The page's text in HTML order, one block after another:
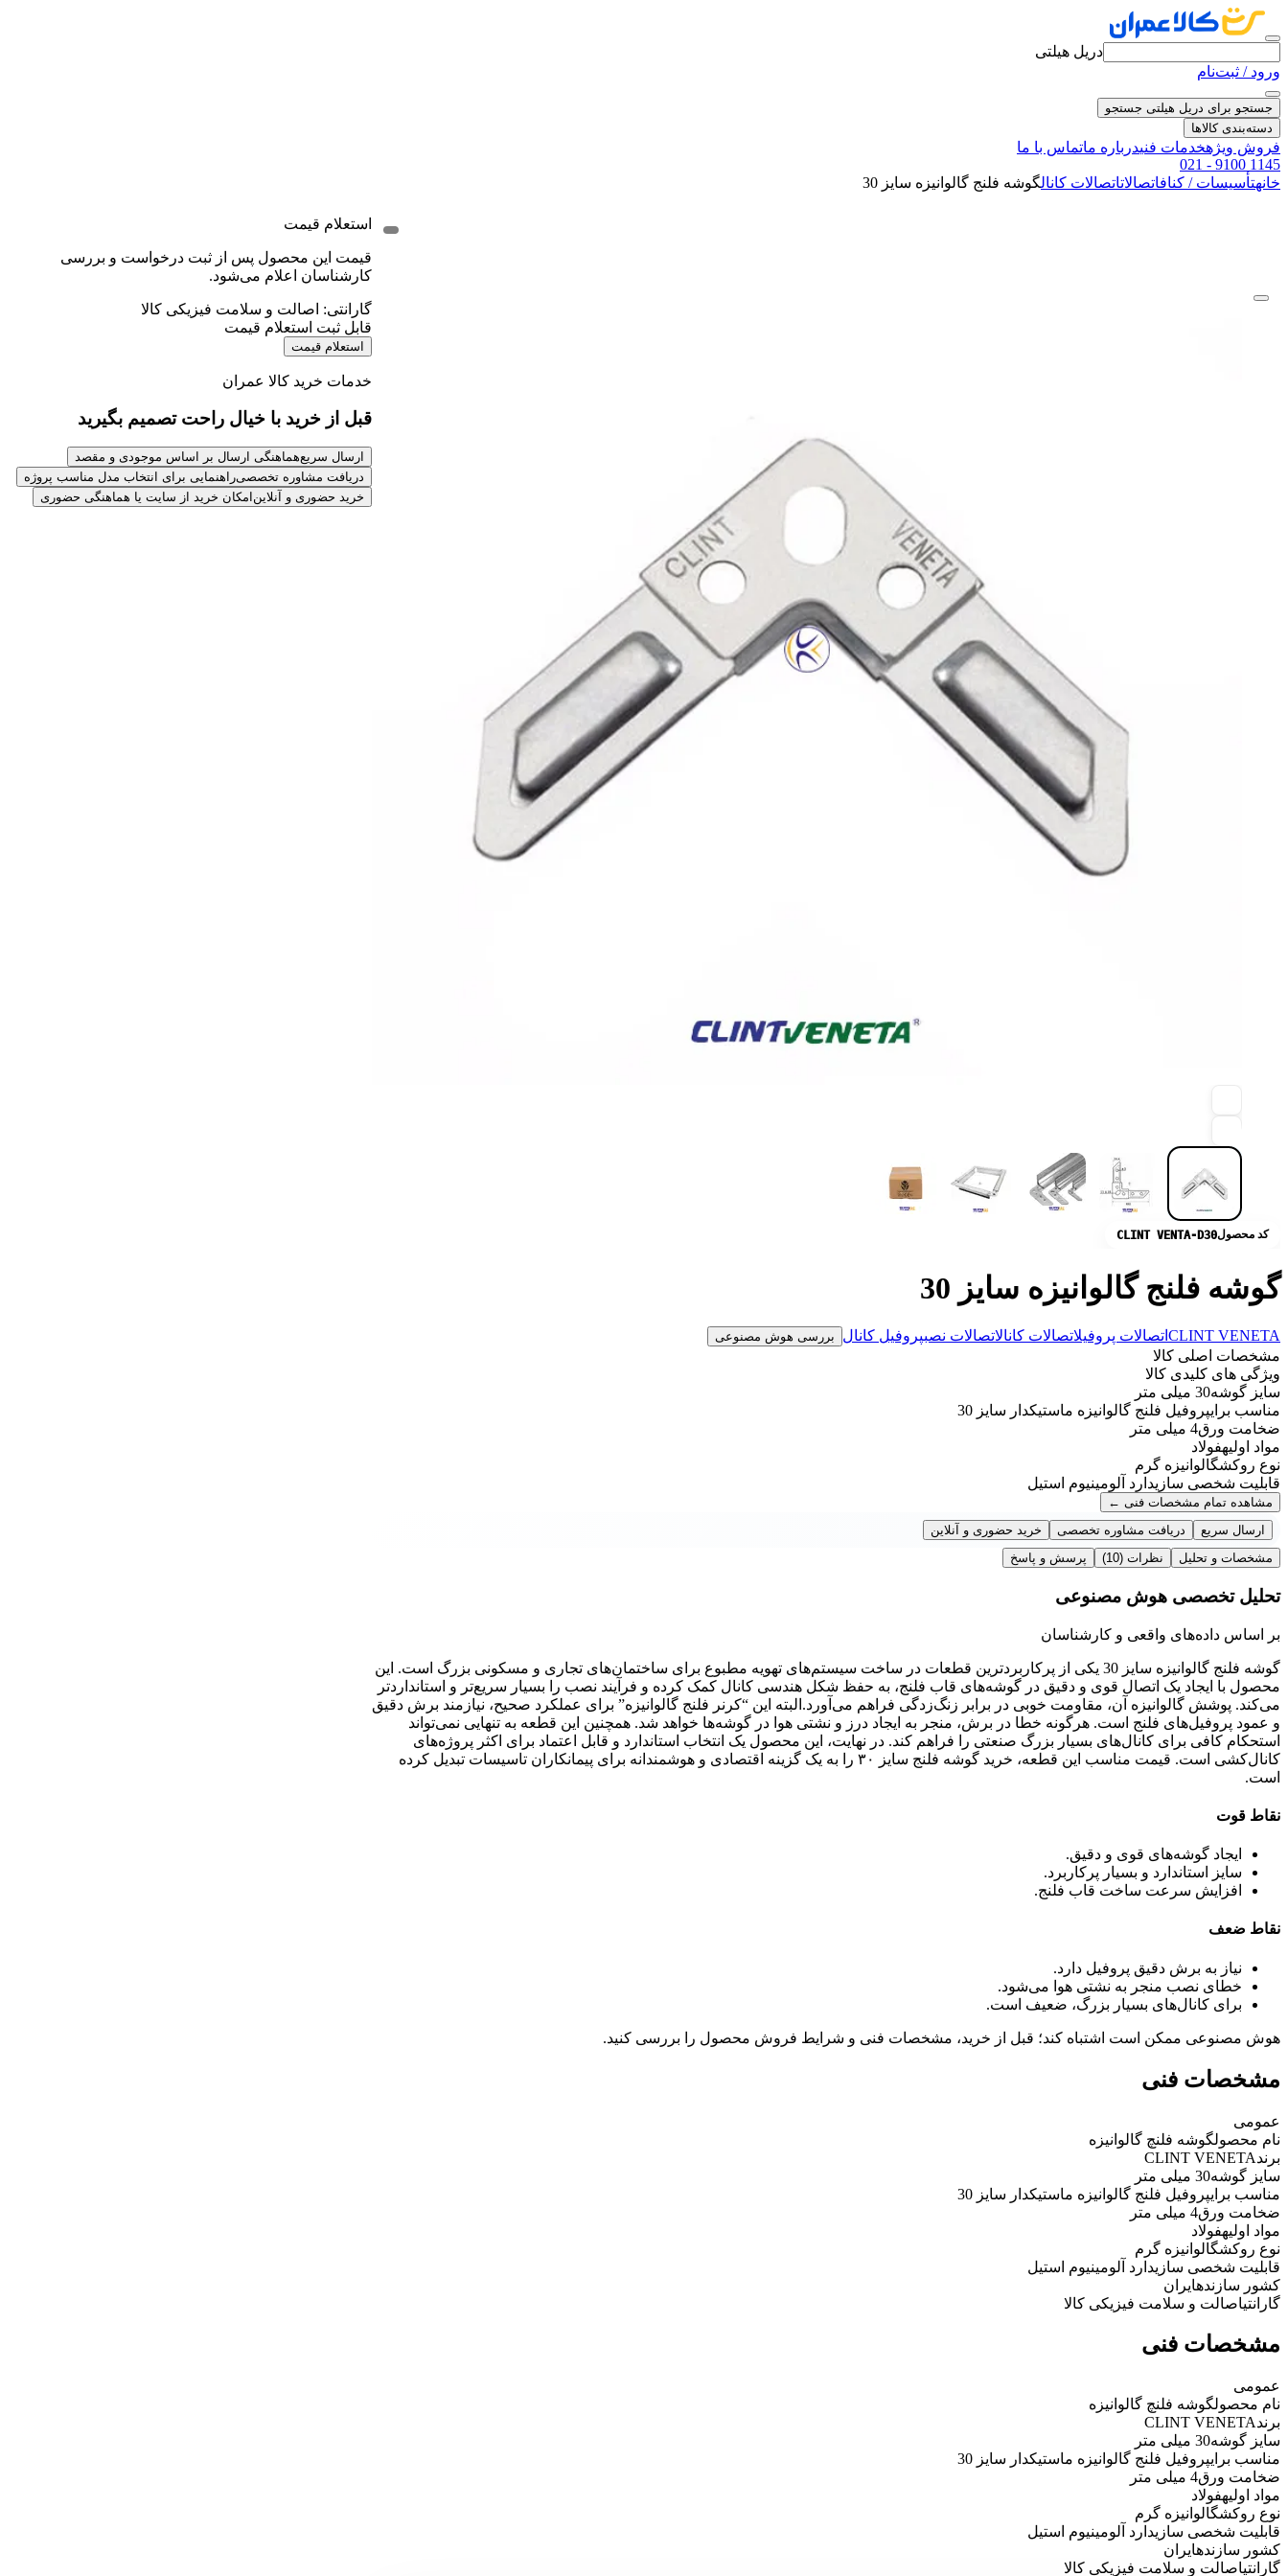
دریل هیلتی
ورود / ثبت‌نام
جستجو برای دریل هیلتی جستجو
دسته‌بندی کالاها
فروش ویژهخدمات فنیدرباره ماتماس با ما
021 - 9100 1145
خانهتأسیسات / کنافاتصالاتاتصالات کانالگوشه فلنج گالوانیزه سایز 30
کد محصولCLINT VENTA-D30
گوشه فلنج گالوانیزه سایز 30
CLINT VENETA اتصالات پروفیلاتصالات کانالاتصالات نصبپروفیل کانال بررسی هوش مصنوعی
مشخصات اصلی کالا
ویژگی های کلیدی کالا
سایز گوشه30 میلی متر
مناسب برایپروفیل فلنج گالوانیزه ماستیکدار سایز 30
ضخامت ورق4 میلی متر
مواد اولیهفولاد
نوع روکشگالوانیزه گرم
قابلیت شخصی سازیدارد آلومینیوم استیل
مشاهده تمام مشخصات فنی ←
ارسال سریع
دریافت مشاوره تخصصی
خرید حضوری و آنلاین
مشخصات و تحلیل
نظرات (10) پرسش و پاسخ
تحلیل تخصصی هوش مصنوعی
بر اساس داده‌های واقعی و کارشناسان
گوشه فلنج گالوانیزه سایز 30 یکی از پرکاربردترین قطعات در ساخت سیستم‌های تهویه مطبوع برای ساختمان‌های تجاری و مسکونی بزرگ است. این
محصول با ایجاد یک اتصال قوی و دقیق در گوشه‌های قاب فلنج، به حفظ شکل هندسی کانال کمک کرده و فرآیند نصب را بسیار سریع‌تر و استانداردتر
می‌کند. پوشش گالوانیزه آن، مقاومت خوبی در برابر زنگ‌زدگی فراهم می‌آورد.البته این “کرنر فلنج گالوانیزه” برای عملکرد صحیح، نیازمند برش دقیق
و عمود پروفیل‌های فلنج است. هرگونه خطا در برش، منجر به ایجاد درز و نشتی هوا در گوشه‌ها خواهد شد. همچنین این قطعه به تنهایی نمی‌تواند
استحکام کافی برای کانال‌های بسیار بزرگ صنعتی را فراهم کند. در نهایت، این محصول یک انتخاب استاندارد و قابل اعتماد برای اکثر پروژه‌های
کانال‌کشی است. قیمت مناسب این قطعه، خرید گوشه فلنج سایز ۳۰ را به یک گزینه اقتصادی و هوشمندانه برای پیمانکاران تاسیسات تبدیل کرده
است.
نقاط قوت
ایجاد گوشه‌های قوی و دقیق.
سایز استاندارد و بسیار پرکاربرد.
افزایش سرعت ساخت قاب فلنج.
نقاط ضعف
نیاز به برش دقیق پروفیل دارد.
خطای نصب منجر به نشتی هوا می‌شود.
برای کانال‌های بسیار بزرگ، ضعیف است.
هوش مصنوعی ممکن است اشتباه کند؛ قبل از خرید، مشخصات فنی و شرایط فروش محصول را بررسی کنید.
مشخصات فنی
عمومی
نام محصولگوشه فلنچ گالوانیزه
برندCLINT VENETA
سایز گوشه30 میلی متر
مناسب برایپروفیل فلنج گالوانیزه ماستیکدار سایز 30
ضخامت ورق4 میلی متر
مواد اولیهفولاد
نوع روکشگالوانیزه گرم
قابلیت شخصی سازیدارد آلومینیوم استیل
کشور سازندهایران
گارانتیاصالت و سلامت فیزیکی کالا
مشخصات فنی
عمومی
نام محصولگوشه فلنچ گالوانیزه
برندCLINT VENETA
سایز گوشه30 میلی متر
مناسب برایپروفیل فلنج گالوانیزه ماستیکدار سایز 30
ضخامت ورق4 میلی متر
مواد اولیهفولاد
نوع روکشگالوانیزه گرم
قابلیت شخصی سازیدارد آلومینیوم استیل
کشور سازندهایران
گارانتیاصالت و سلامت فیزیکی کالا
استعلام قیمت
قیمت این محصول پس از ثبت درخواست و بررسی
کارشناسان اعلام می‌شود.
گارانتی: اصالت و سلامت فیزیکی کالا
قابل ثبت استعلام قیمت
استعلام قیمت
خدمات خرید کالا عمران
قبل از خرید با خیال راحت تصمیم بگیرید
ارسال سریعهماهنگی ارسال بر اساس موجودی و مقصد
دریافت مشاوره تخصصیراهنمایی برای انتخاب مدل مناسب پروژه
خرید حضوری و آنلاین امکان خرید از سایت یا هماهنگی حضوری